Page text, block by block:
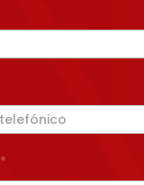
*